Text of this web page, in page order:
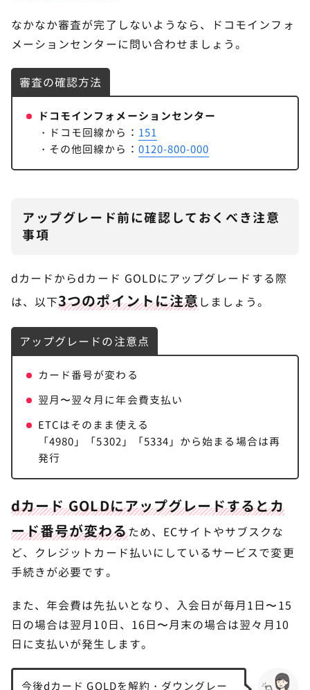
STEP.
dアカウントでログイン
なかなか審査が完了しないようなら、ドコモインフォ
メーションセンターに問い合わせましょう。
審査の確認方法
ドコモインフォメーションセンター
・ドコモ回線から： 151
・その他回線から： 0120-800-000
アップグレード前に確認しておくべき注意
事項
dカードからdカード GOLDにアップグレードする際
は、以下3つのポイントに注意しましょう。
アップグレードの注意点
カード番号が変わる
翌月〜翌々月に年会費支払い
ETCはそのまま使える
「4980」「5302」「5334」から始まる場合は再
発行
dカード GOLDにアップグレードするとカ
ード番号が変わるため、ECサイトやサブスクな
ど、クレジットカード払いにしているサービスで変更
手続きが必要です。
また、年会費は先払いとなり、入会日が毎月1日〜15
日の場合は翌月10日、16日〜月末の場合は翌々月10
日に支払いが発生します。
今後dカード GOLDを解約・ダウングレー